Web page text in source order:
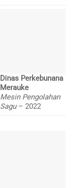
Dinas Perkebunana
Merauke
Mesin Pengolahan
Sagu – 2022